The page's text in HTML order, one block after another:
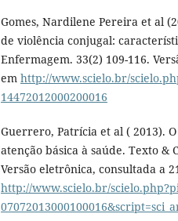
Gomes, Nardilene Pereira et al
de violência conjugal:
Enfermagem. 33(2) 109-116.
em http://www.scielo.br/
14472012000200016
Guerrero, Patrícia et al ( 2013).
atenção básica à saúde. Texto &
Versão eletrônica, consultada a
http://www.scielo.br/